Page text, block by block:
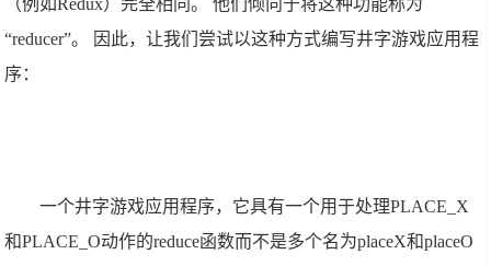
（例如Redux）完全相同。 他们倾向于将这种功能称为
“reducer”。 因此，让我们尝试以这种方式编写井字游戏应用程
序：
一个井字游戏应用程序，它具有一个用于处理PLACE_X
和PLACE_O动作的reduce函数而不是多个名为placeX和placeO